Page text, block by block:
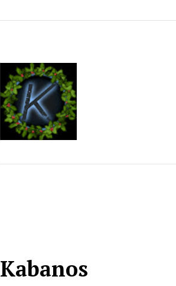
Kabanos